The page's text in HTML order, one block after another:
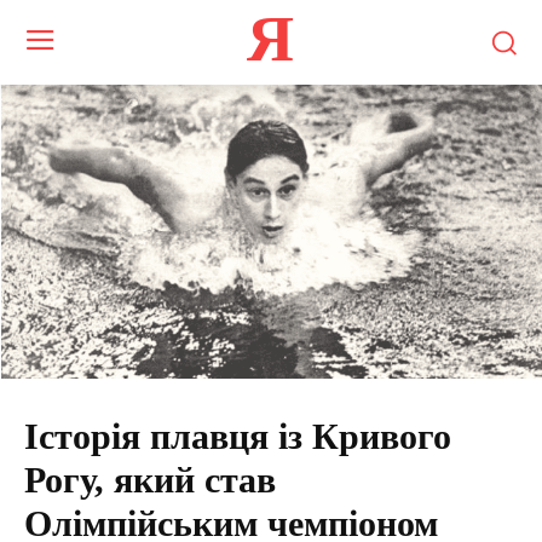
Я
Історія плавця із Кривого
Рогу, який став
Олімпійським чемпіоном